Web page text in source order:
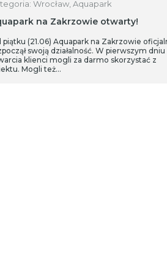
Wrocław, Aquapark
na Zakrzowie otwarty!
piątku (21.06) Aquapark na Zakrzowie
swoją działalność. W pierwszym dniu
klienci mogli za darmo skorzystać z
Mogli też…